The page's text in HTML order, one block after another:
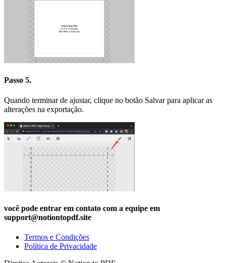
Passo 5.
Quando terminar de ajustar, clique no botão Salvar para aplicar as
alterações na exportação.
você pode entrar em contato com a equipe em
support@notiontopdf.site
Termos e Condições
Política de Privacidade